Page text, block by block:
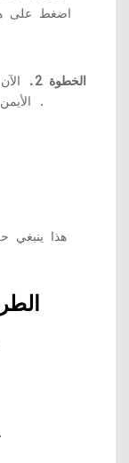
اضغط على
الخطوة 2.
.
هذا ينبغي
الطريقة 2 -
.